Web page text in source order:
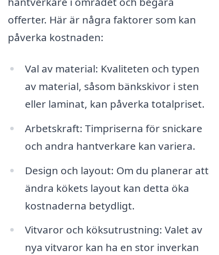
offerter. Här är några faktorer som kan
påverka kostnaden:
Val av material: Kvaliteten och typen
av material, såsom bänkskivor i sten
eller laminat, kan påverka totalpriset.
Arbetskraft: Timpriserna för snickare
och andra hantverkare kan variera.
Design och layout: Om du planerar att
ändra kökets layout kan detta öka
kostnaderna betydligt.
Vitvaror och köksutrustning: Valet av
nya vitvaror kan ha en stor inverkan